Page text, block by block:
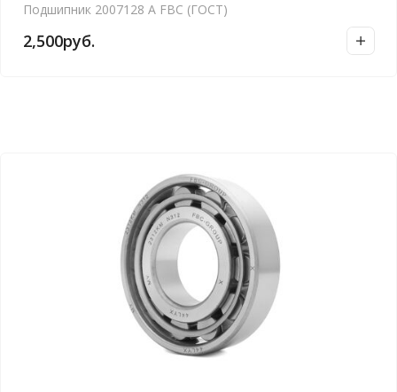
Подшипник 2007128 А FBC (ГОСТ)
2,500руб.